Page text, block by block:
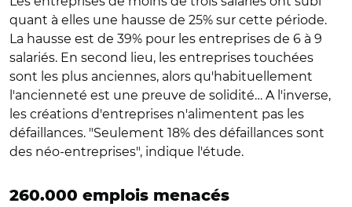
quant à elles une hausse de 25% sur cette période.
La hausse est de 39% pour les entreprises de 6 à 9
salariés. En second lieu, les entreprises touchées
sont les plus anciennes, alors qu'habituellement
l'ancienneté est une preuve de solidité… A l'inverse,
les créations d'entreprises n'alimentent pas les
défaillances. "Seulement 18% des défaillances sont
des néo-entreprises", indique l'étude.
260.000 emplois menacés